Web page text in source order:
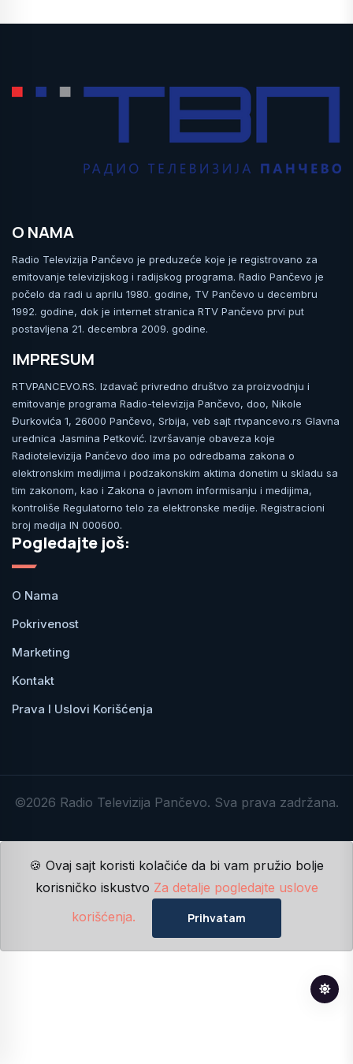
O NAMA
Radio Televizija Pančevo je preduzeće koje je registrovano za
emitovanje televizijskog i radijskog programa. Radio Pančevo je
počelo da radi u aprilu 1980. godine, TV Pančevo u decembru
1992. godine, dok je internet stranica RTV Pančevo prvi put
postavljena 21. decembra 2009. godine.
IMPRESUM
RTVPANCEVO.RS. Izdavač privredno društvo za proizvodnju i
emitovanje programa Radio-televizija Pančevo, doo, Nikole
Đurkovića 1, 26000 Pančevo, Srbija, veb sajt rtvpancevo.rs Glavna
urednica Jasmina Petković. Izvršavanje obaveza koje
Radiotelevizija Pančevo doo ima po odredbama zakona o
elektronskim medijima i podzakonskim aktima donetim u skladu sa
tim zakonom, kao i Zakona o javnom informisanju i medijima,
kontroliše Regulatorno telo za elektronske medije. Registracioni
broj medija IN 000600.
Pogledajte još:
O Nama
Pokrivenost
Marketing
Kontakt
Prava I Uslovi Korišćenja
©2026 Radio Televizija Pančevo. Sva prava zadržana.
🍪 Ovaj sajt koristi kolačiće da bi vam pružio bolje
korisničko iskustvo Za detalje pogledajte uslove
korišćenja.
Prihvatam